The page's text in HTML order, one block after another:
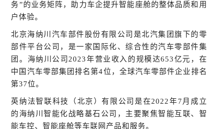
务”的业务矩阵，助力车企提升智能座舱的整体品质和用
户体验。
北京海纳川汽车部件股份有限公司是北汽集团旗下的零
部件平台公司，是一家国际化、综合性的汽车零部件集
团。海纳川公司 2023年营业收入的规模达653亿元，在
中国汽车零部集团排名第4位，全球汽车零部件企业排名
第37位。
英纳法智联科技（北京）有限公司是在2022年7 月成立
的海纳川智能化战略基石公司，主要聚焦智能互联、智
能车控、智能座舱等车联网产品和服务。